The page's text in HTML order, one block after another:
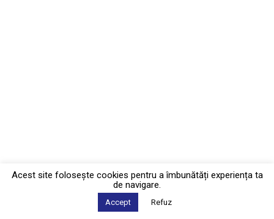
Acest site foloseşte cookies pentru a îmbunătăți experiența ta
de navigare.
Accept Refuz